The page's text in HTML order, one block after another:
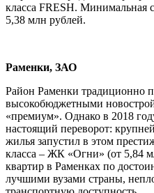
класса FRESH. Минимальная
5,38 млн рублей.
Раменки, ЗАО
Район Раменки традиционно
высокобюджетными
«премиум». Однако в 2018
настоящий переворот:
жилья запустил в этом
класса – ЖК «Огни» (от 5,84
квартир в Раменках по
лучшими вузами страны,